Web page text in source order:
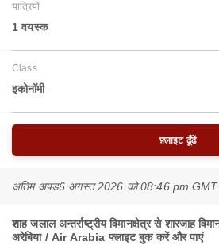
यात्रियों
1 वयस्‍क
Class
इकोनॉमी
फ़्लाइट ढूँढें
अंतिम अपड6 अगस्त 2026 को 08:46 pm
शाह जलाल अन्तर्राष्ट्रीय विमानक्षेत्र से शारजाह
अरेबिया / Air Arabia फ्लाइट बुक करें और पाएं